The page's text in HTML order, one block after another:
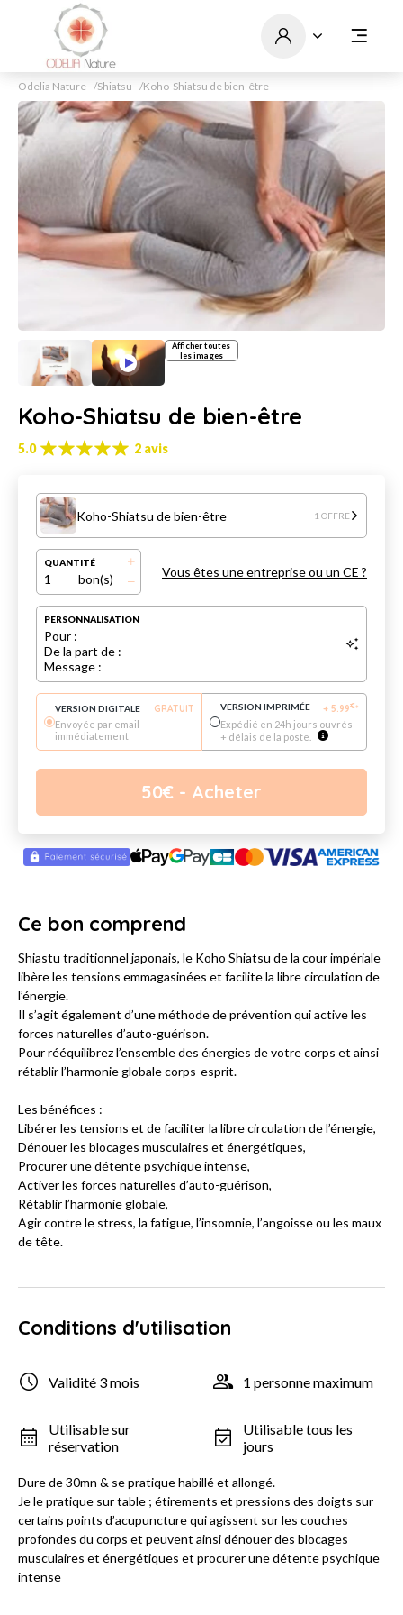
Odelia Nature Shiatsu Koho-Shiatsu de bien-être
Afficher toutes
les images
Koho-Shiatsu de bien-être
5.0 2 avis
Koho-Shiatsu de bien-être + 1 OFFRE
QUANTITÉ
1 bon(s) Vous êtes une entreprise ou un CE ?
PERSONNALISATION
Pour :
De la part de :
Message :
VERSION DIGITALE
GRATUIT
Envoyée par email
immédiatement
VERSION IMPRIMÉE + 5.99€*
Expédié en 24h jours ouvrés
+ délais de la poste.
50€ - Acheter
Ce bon comprend
Shiastu traditionnel japonais, le Koho Shiatsu de la cour impériale
libère les tensions emmagasinées et facilite la libre circulation de
l’énergie.
Il s’agit également d’une méthode de prévention qui active les
forces naturelles d’auto-guérison.
Pour rééquilibrez l’ensemble des énergies de votre corps et ainsi
rétablir l’harmonie globale corps-esprit.
Les bénéfices :
Libérer les tensions et de faciliter la libre circulation de l’énergie,
Dénouer les blocages musculaires et énergétiques,
Procurer une détente psychique intense,
Activer les forces naturelles d’auto-guérison,
Rétablir l’harmonie globale,
Agir contre le stress, la fatigue, l’insomnie, l’angoisse ou les maux
de tête.
Conditions d'utilisation
Validité 3 mois 1 personne maximum
Utilisable sur
réservation
Utilisable tous les
jours
Dure de 30mn & se pratique habillé et allongé.
Je le pratique sur table ; étirements et pressions des doigts sur
certains points d’acupuncture qui agissent sur les couches
profondes du corps et peuvent ainsi dénouer des blocages
musculaires et énergétiques et procurer une détente psychique
intense